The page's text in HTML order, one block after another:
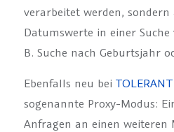
verarbeitet werden,
Datumswerte in einer
B. Suche nach Geburtsjahr
Ebenfalls neu bei
sogenannte Proxy-Modus:
Anfragen an einen weiteren